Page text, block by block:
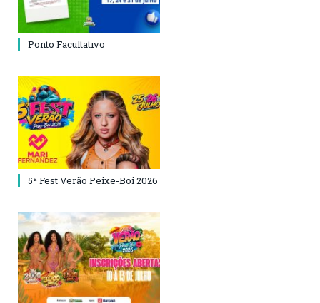
Ponto Facultativo
5ª Fest Verão Peixe-Boi 2026